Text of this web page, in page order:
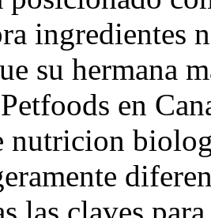
ingredientes
su hermana
en
las claves